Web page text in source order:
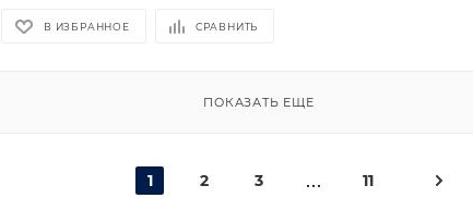
В ИЗБРАННОЕ СРАВНИТЬ
ПОКАЗАТЬ ЕЩЕ
1 2 3 11